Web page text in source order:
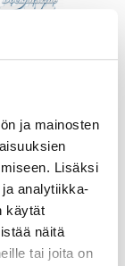
ja mainosten
Lisäksi
analytiikka-
käytät
näitä
tai joita on